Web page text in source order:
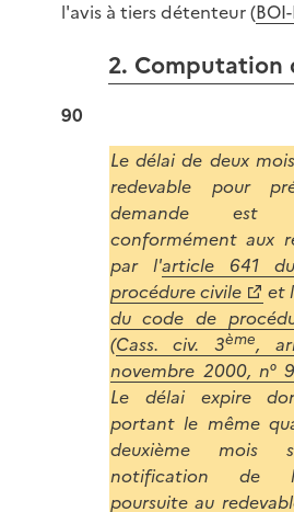
l'avis à tiers détenteur (
2. Computation
90
Le délai de deux
redevable pour
demande est
conformément aux
par l'article 641
procédure civile
et
du code de
(Cass. civ. 3ème,
novembre 2000, n°
Le délai expire
portant le même
deuxième mois
notification de
poursuite au